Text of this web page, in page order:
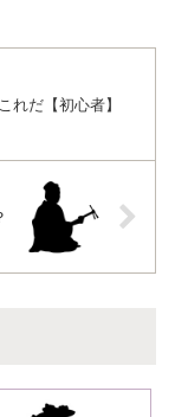
れだ【初心者】